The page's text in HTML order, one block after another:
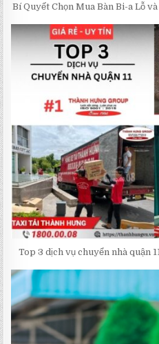
Bí Quyết Chọn Mua Bàn Bi-a Lỗ
Top 3 dịch vụ chuyển nhà quận